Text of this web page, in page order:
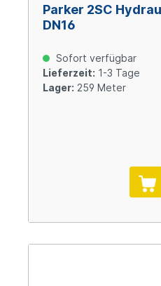
Parker 2SC
DN16
Sofort verfügbar
Lieferzeit: 1-3 Tage
Lager: 259 Meter